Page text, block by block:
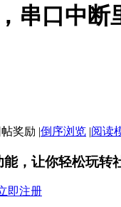
串口中断
|倒序浏览 |阅读
，让你轻松玩转
即注册